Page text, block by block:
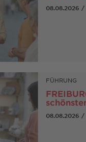
08.08.2026 /
FÜHRUNG
08.08.2026 /